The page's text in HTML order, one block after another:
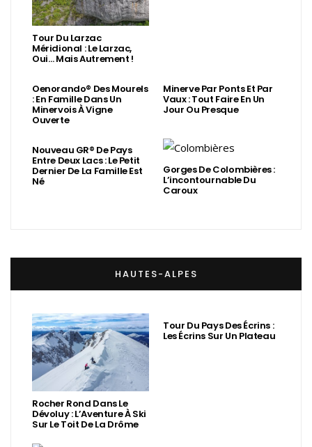
Tour Du Larzac
Méridional : Le Larzac,
Oui… Mais Autrement !
Oenorando® Des Mourels
: En Famille Dans Un
Minervois À Vigne
Ouverte
Minerve Par Ponts Et Par
Vaux : Tout Faire En Un
Jour Ou Presque
Nouveau GR® De Pays
Entre Deux Lacs : Le Petit
Dernier De La Famille Est
Né
Gorges De Colombières :
L’incontournable Du
Caroux
HAUTES-ALPES
Rocher Rond Dans Le
Dévoluy : L’Aventure À Ski
Sur Le Toit De La Drôme
Tour Du Pays Des Écrins :
Les Écrins Sur Un Plateau